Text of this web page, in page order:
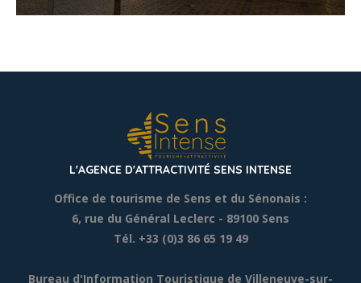
L'AGENCE D'ATTRACTIVITÉ SENS INTENSE
Office de tourisme de Sens et du Sénonais :
6, rue du Général Leclerc - 89100 Sens
Tél. +33 (0)3 86 65 19 49
Bureau d'Information Touristique de Villeneuve-sur-